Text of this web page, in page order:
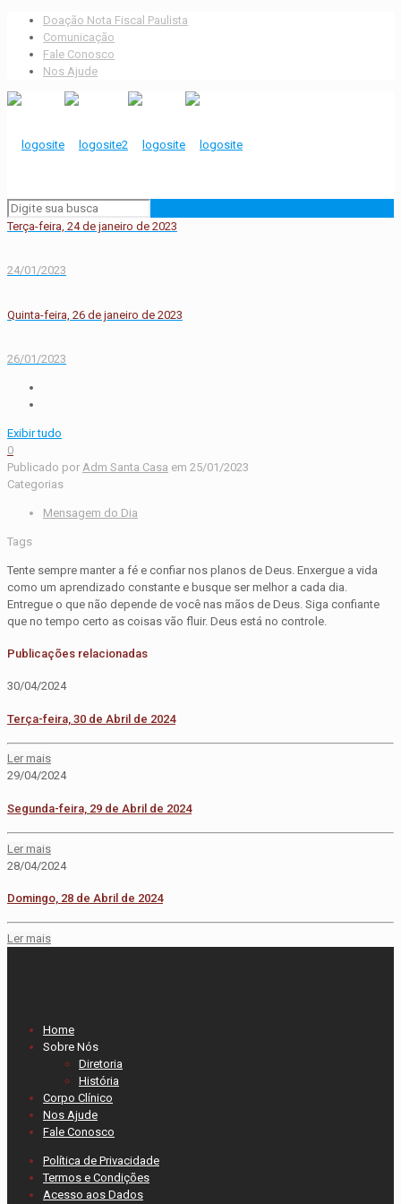
Doação Nota Fiscal Paulista
Comunicação
Fale Conosco
Nos Ajude
Terça-feira, 24 de janeiro de 2023
24/01/2023
Quinta-feira, 26 de janeiro de 2023
26/01/2023
Exibir tudo
0
Publicado por Adm Santa Casa em 25/01/2023
Categorias
Mensagem do Dia
Tags
Tente sempre manter a fé e confiar nos planos de Deus. Enxergue a vida
como um aprendizado constante e busque ser melhor a cada dia.
Entregue o que não depende de você nas mãos de Deus. Siga confiante
que no tempo certo as coisas vão fluir. Deus está no controle.
Publicações relacionadas
30/04/2024
Terça-feira, 30 de Abril de 2024
Ler mais
29/04/2024
Segunda-feira, 29 de Abril de 2024
Ler mais
28/04/2024
Domingo, 28 de Abril de 2024
Ler mais
Home
Sobre Nós
Diretoria
História
Corpo Clínico
Nos Ajude
Fale Conosco
Política de Privacidade
Termos e Condições
Acesso aos Dados